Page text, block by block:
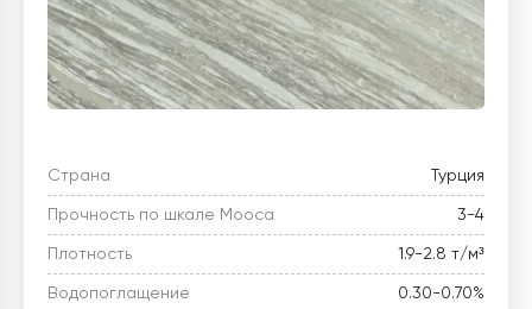
Страна Турция
Прочность по шкале Мооса 3-4
Плотность 1.9-2.8 т/м³
Водопоглащение 0.30-0.70%